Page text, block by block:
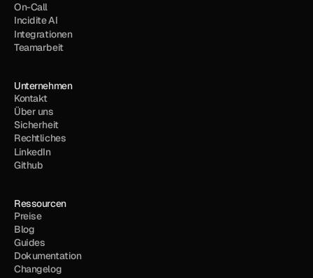
On-Call
Incidite AI
Integrationen
Teamarbeit
Unternehmen
Kontakt
Über uns
Sicherheit
Rechtliches
LinkedIn
Github
Ressourcen
Preise
Blog
Guides
Dokumentation
Changelog